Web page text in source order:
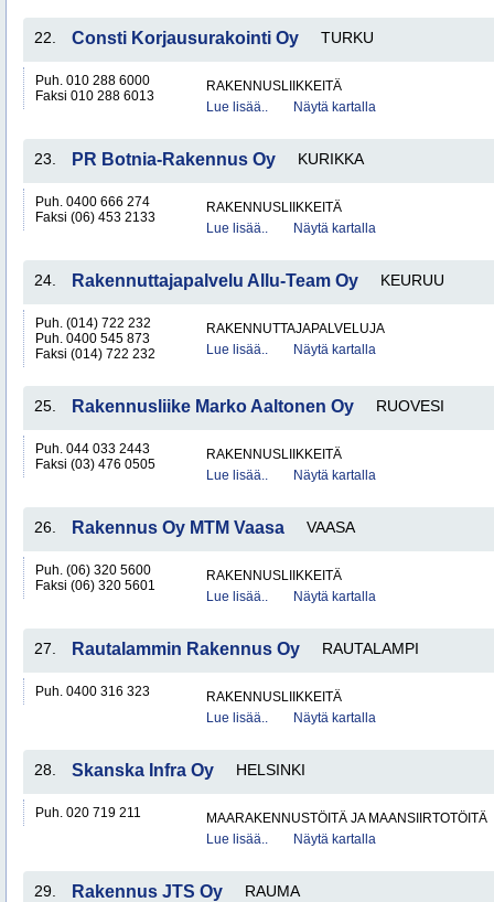
22. Consti Korjausurakointi Oy TURKU
Puh. 010 288 6000
Faksi 010 288 6013
RAKENNUSLIIKKEITÄ
Lue lisää..
Näytä kartalla
23. PR Botnia-Rakennus Oy KURIKKA
Puh. 0400 666 274
Faksi (06) 453 2133
RAKENNUSLIIKKEITÄ
Lue lisää..
Näytä kartalla
24. Rakennuttajapalvelu Allu-Team Oy KEURUU
Puh. (014) 722 232
Puh. 0400 545 873
Faksi (014) 722 232
RAKENNUTTAJAPALVELUJA
Lue lisää..
Näytä kartalla
25. Rakennusliike Marko Aaltonen Oy RUOVESI
Puh. 044 033 2443
Faksi (03) 476 0505
RAKENNUSLIIKKEITÄ
Lue lisää..
Näytä kartalla
26. Rakennus Oy MTM Vaasa VAASA
Puh. (06) 320 5600
Faksi (06) 320 5601
RAKENNUSLIIKKEITÄ
Lue lisää..
Näytä kartalla
27. Rautalammin Rakennus Oy RAUTALAMPI
Puh. 0400 316 323
RAKENNUSLIIKKEITÄ
Lue lisää..
Näytä kartalla
28. Skanska Infra Oy HELSINKI
Puh. 020 719 211
MAARAKENNUSTÖITÄ JA MAANSIIRTOTÖITÄ
Lue lisää..
Näytä kartalla
29. Rakennus JTS Oy RAUMA